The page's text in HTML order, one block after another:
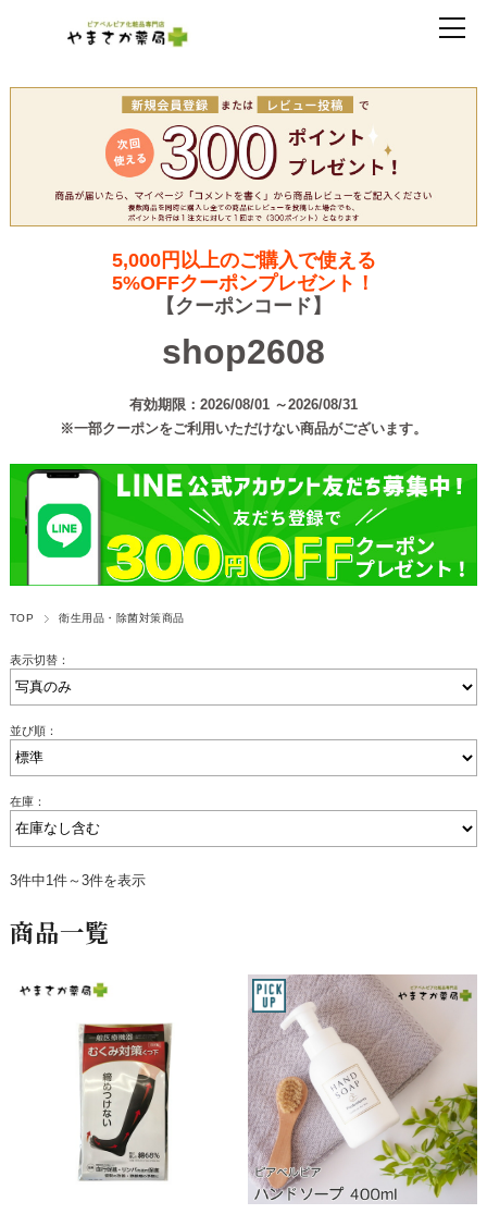
5,000円以上のご購入で使える
5%OFFクーポンプレゼント！
【クーポンコード】
shop2608
有効期限：2026/08/01 ～2026/08/31
※一部クーポンをご利用いただけない商品がございます。
TOP 衛生用品・除菌対策商品
表示切替：
並び順：
在庫：
3件中1件～3件を表示
商品一覧